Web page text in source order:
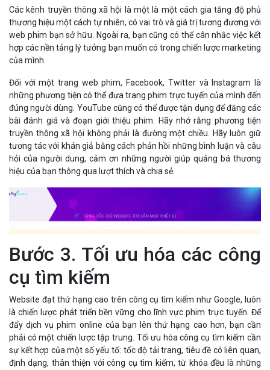
Các kênh truyền thông xã hội là một là một cách gia tăng độ phủ
thương hiệu một cách tự nhiên, có vai trò và giá trị tương đương với
web phim bạn sở hữu. Ngoài ra, bạn cũng có thể cân nhắc việc kết
hợp các nền tảng lý tưởng bạn muốn có trong chiến lược marketing
của mình.
Đối với một trang web phim, Facebook, Twitter và Instagram là
những phương tiện có thể đưa trang phim trực tuyến của mình đến
đúng người dùng. YouTube cũng có thể được tận dụng để đăng các
bài đánh giá và đoạn giới thiệu phim. Hãy nhớ rằng phương tiện
truyền thông xã hội không phải là đường một chiều. Hãy luôn giữ
tương tác với khán giả bằng cách phản hồi những bình luận và câu
hỏi của người dung, cảm ơn những người giúp quảng bá thương
hiệu của bạn thông qua lượt thích và chia sẻ.
Bước 3. Tối ưu hóa các công
cụ tìm kiếm
Website đạt thứ hạng cao trên công cụ tìm kiếm như Google, luôn
là chiến lược phát triển bền vững cho lĩnh vực phim trực tuyến. Để
đẩy dịch vụ phim online của bạn lên thứ hạng cao hơn, bạn cần
phải có một chiến lược tập trung. Tối ưu hóa công cụ tìm kiếm cần
sự kết hợp của một số yếu tố: tốc độ tải trang, tiêu đề có liên quan,
định dạng, thân thiện với công cụ tìm kiếm, từ khóa đều là những